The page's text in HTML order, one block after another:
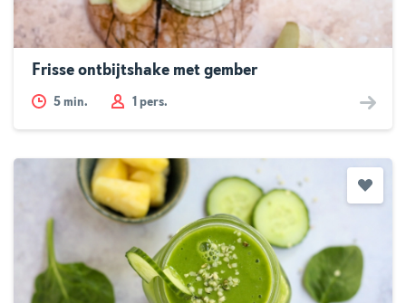
Frisse ontbijtshake met gember
5 min. 1 pers.